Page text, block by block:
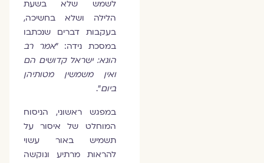
לשמש שלא בשעת
הלילה ושלא בחשיכה,
בעקבות דברים שנכתבו
במסכת נידה: ״ אמר רב
הונא: ישראל קדושים הם
ואין משמשין מטותיהן
ביום״.
במפגש ראשוני, הניסוח
המוחלט של איסור על
תשמיש באור עשוי
להראות מרתיע ונוקשה